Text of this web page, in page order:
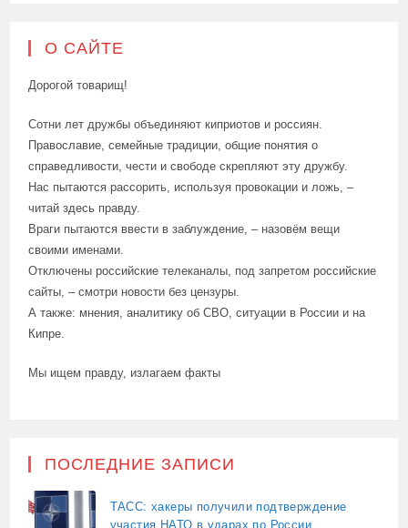
О САЙТЕ
Дорогой товарищ!
Сотни лет дружбы объединяют киприотов и россиян.
Православие, семейные традиции, общие понятия о
справедливости, чести и свободе скрепляют эту дружбу.
Нас пытаются рассорить, используя провокации и ложь, –
читай здесь правду.
Враги пытаются ввести в заблуждение, – назовём вещи
своими именами.
Отключены российские телеканалы, под запретом российские
сайты, – смотри новости без цензуры.
А также: мнения, аналитику об СВО, ситуации в России и на
Кипре.
Мы ищем правду, излагаем факты
ПОСЛЕДНИЕ ЗАПИСИ
ТАСС: хакеры получили подтверждение
участия НАТО в ударах по России